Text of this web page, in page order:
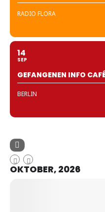
RADIO FLORA
14
SEP
GEFANGENEN INFO
BERLIN
OKTOBER, 2026